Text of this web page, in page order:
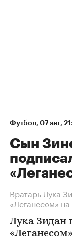
Футбол 07 авг,
Сын
Вратарь Лука
«Леганесом» на
Лука Зидан